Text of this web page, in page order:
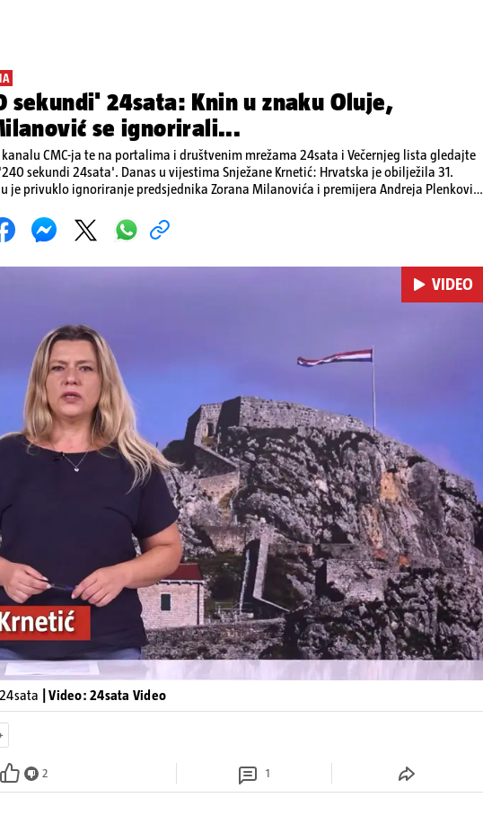
sekundi' 24sata: Knin u znaku Oluje,
se ignorirali...
kanalu CMC-ja te na portalima i društvenim mrežama 24sata i Večernjeg lista gledajte
sekundi 24sata'. Danas u vijestima Snježane Krnetić: Hrvatska je obilježila 31.
je privuklo ignoriranje predsjednika Zorana Milanovića i premijera Andreja Plenkovića
tragedije na električnom romobilu te smanjenju proizvodnje u nuklearnoj elektrani
Pokretanje videa...
VIDEO
| Video: 24sata Video
2 1